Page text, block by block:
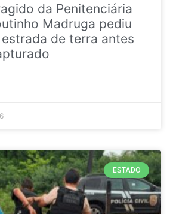
da Penitenciária
Madruga pediu
de terra antes
ESTADO